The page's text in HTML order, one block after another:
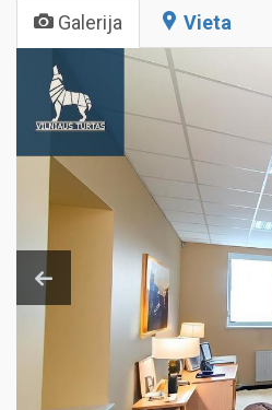
Galerija Vieta